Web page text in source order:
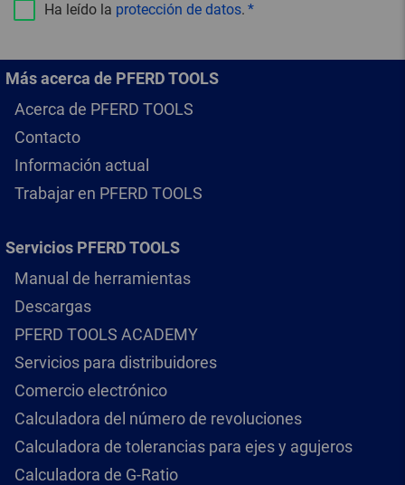
Ha leído la protección de datos.
Más acerca de PFERD TOOLS
Acerca de PFERD TOOLS
Contacto
Información actual
Trabajar en PFERD TOOLS
Servicios PFERD TOOLS
Manual de herramientas
Descargas
PFERD TOOLS ACADEMY
Servicios para distribuidores
Comercio electrónico
Calculadora del número de revoluciones
Calculadora de tolerancias para ejes y agujeros
Calculadora de G-Ratio